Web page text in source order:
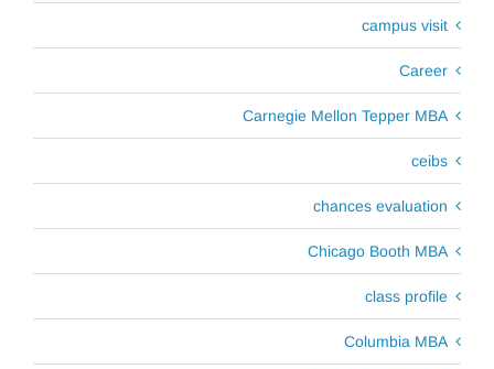
campus visit
Career
Carnegie Mellon Tepper MBA
ceibs
chances evaluation
Chicago Booth MBA
class profile
Columbia MBA